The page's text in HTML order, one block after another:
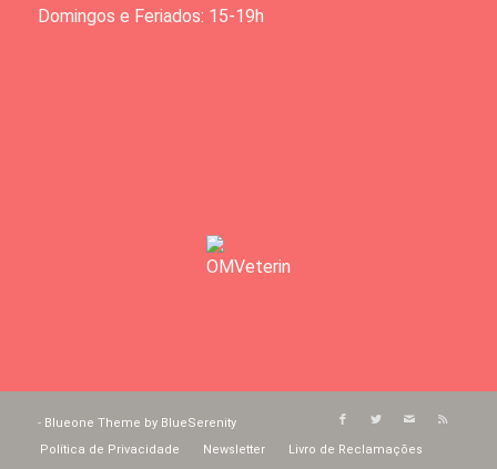
Domingos e Feriados: 15-19h
- Blueone Theme by BlueSerenity
Política de Privacidade
Newsletter Livro de Reclamações